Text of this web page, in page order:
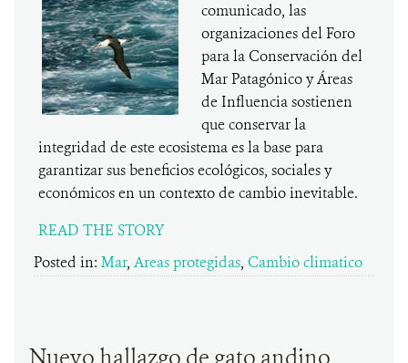
comunicado, las
organizaciones del Foro
para la Conservación del
Mar Patagónico y Áreas
de Influencia sostienen
que conservar la
integridad de este ecosistema es la base para
garantizar sus beneficios ecológicos, sociales y
económicos en un contexto de cambio inevitable.
READ THE STORY
Posted in: Mar, Areas protegidas, Cambio climatico